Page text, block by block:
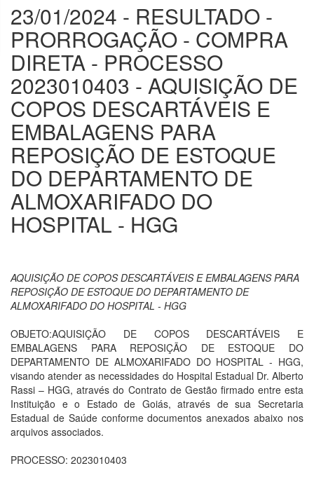
23/01/2024 - RESULTADO -
PRORROGAÇÃO - COMPRA
DIRETA - PROCESSO
2023010403 - AQUISIÇÃO DE
COPOS DESCARTÁVEIS E
EMBALAGENS PARA
REPOSIÇÃO DE ESTOQUE
DO DEPARTAMENTO DE
ALMOXARIFADO DO
HOSPITAL - HGG
AQUISIÇÃO DE COPOS DESCARTÁVEIS E EMBALAGENS PARA
REPOSIÇÃO DE ESTOQUE DO DEPARTAMENTO DE
ALMOXARIFADO DO HOSPITAL - HGG
OBJETO:AQUISIÇÃO DE COPOS DESCARTÁVEIS E
EMBALAGENS PARA REPOSIÇÃO DE ESTOQUE DO
DEPARTAMENTO DE ALMOXARIFADO DO HOSPITAL - HGG,
visando atender as necessidades do Hospital Estadual Dr. Alberto
Rassi – HGG, através do Contrato de Gestão firmado entre esta
Instituição e o Estado de Goiás, através de sua Secretaria
Estadual de Saúde conforme documentos anexados abaixo nos
arquivos associados.
PROCESSO: 2023010403